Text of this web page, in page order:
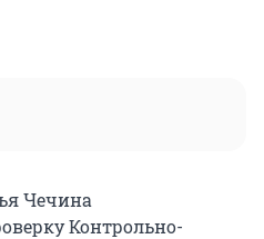
Чечина
Контрольно-